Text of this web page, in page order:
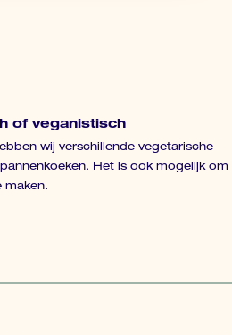
of veganistisch
wij verschillende vegetarische
Het is ook mogelijk om
maken.